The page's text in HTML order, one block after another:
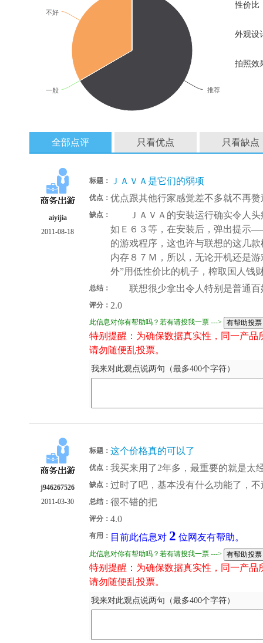
推荐
一般
不好
性价比
外观设
拍照效
全部点评 只看优点 只看缺点
aiyijia
2011-08-18
标题： ＪＡＶＡ是它们的弱项
优点： 优点跟其他行家感觉差不多就不再赘
缺点：
ＪＡＶＡ的安装运行确实令人头
如Ｅ６３等，在安装后，弹出提示
的游戏程序，这也许与联想的这几
内存８７Ｍ，所以，无论开机还是
外”用低性价比的机子，榨取国人钱
总结： 联想很少拿出令人特别是普通百
评分： 2.0
此信息对你有帮助吗？若有请投我一票 --->
特别提醒：为确保数据真实性，同一产
请勿随便乱投票。
我来对此观点说两句（最多400个字符）
j946267526
2011-03-30
标题： 这个价格真的可以了
优点： 我买来用了2年多，最重要的就是太
缺点： 过时了吧，基本没有什么功能了，
总结： 很不错的把
评分： 4.0
有用： 目前此信息对 2 位网友有帮助。
此信息对你有帮助吗？若有请投我一票 --->
特别提醒：为确保数据真实性，同一产
请勿随便乱投票。
我来对此观点说两句（最多400个字符）